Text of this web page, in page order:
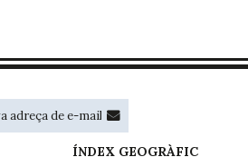
ÍNDEX GEOGRÀFIC